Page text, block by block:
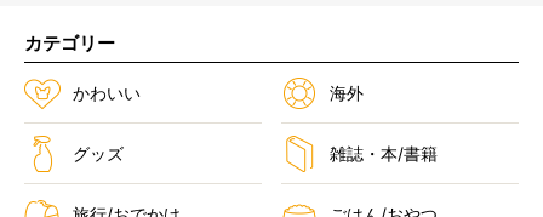
カテゴリー
かわいい 海外
グッズ 雑誌・本/書籍